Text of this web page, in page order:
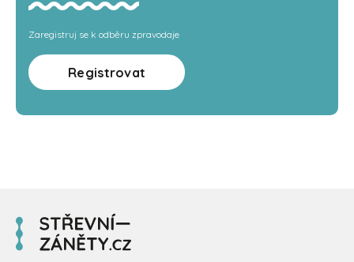
Zaregistruj se k odběru zpravodaje
Registrovat